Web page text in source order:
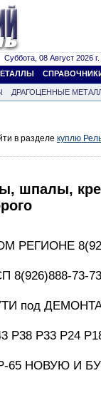
Суббота, 08 Август 2026 г.
ДРАГОЦЕННЫЕ
в разделе куплю
шпалы,
73-
под
Р38 Р33 Р24
65 НОВУЮ И БУ